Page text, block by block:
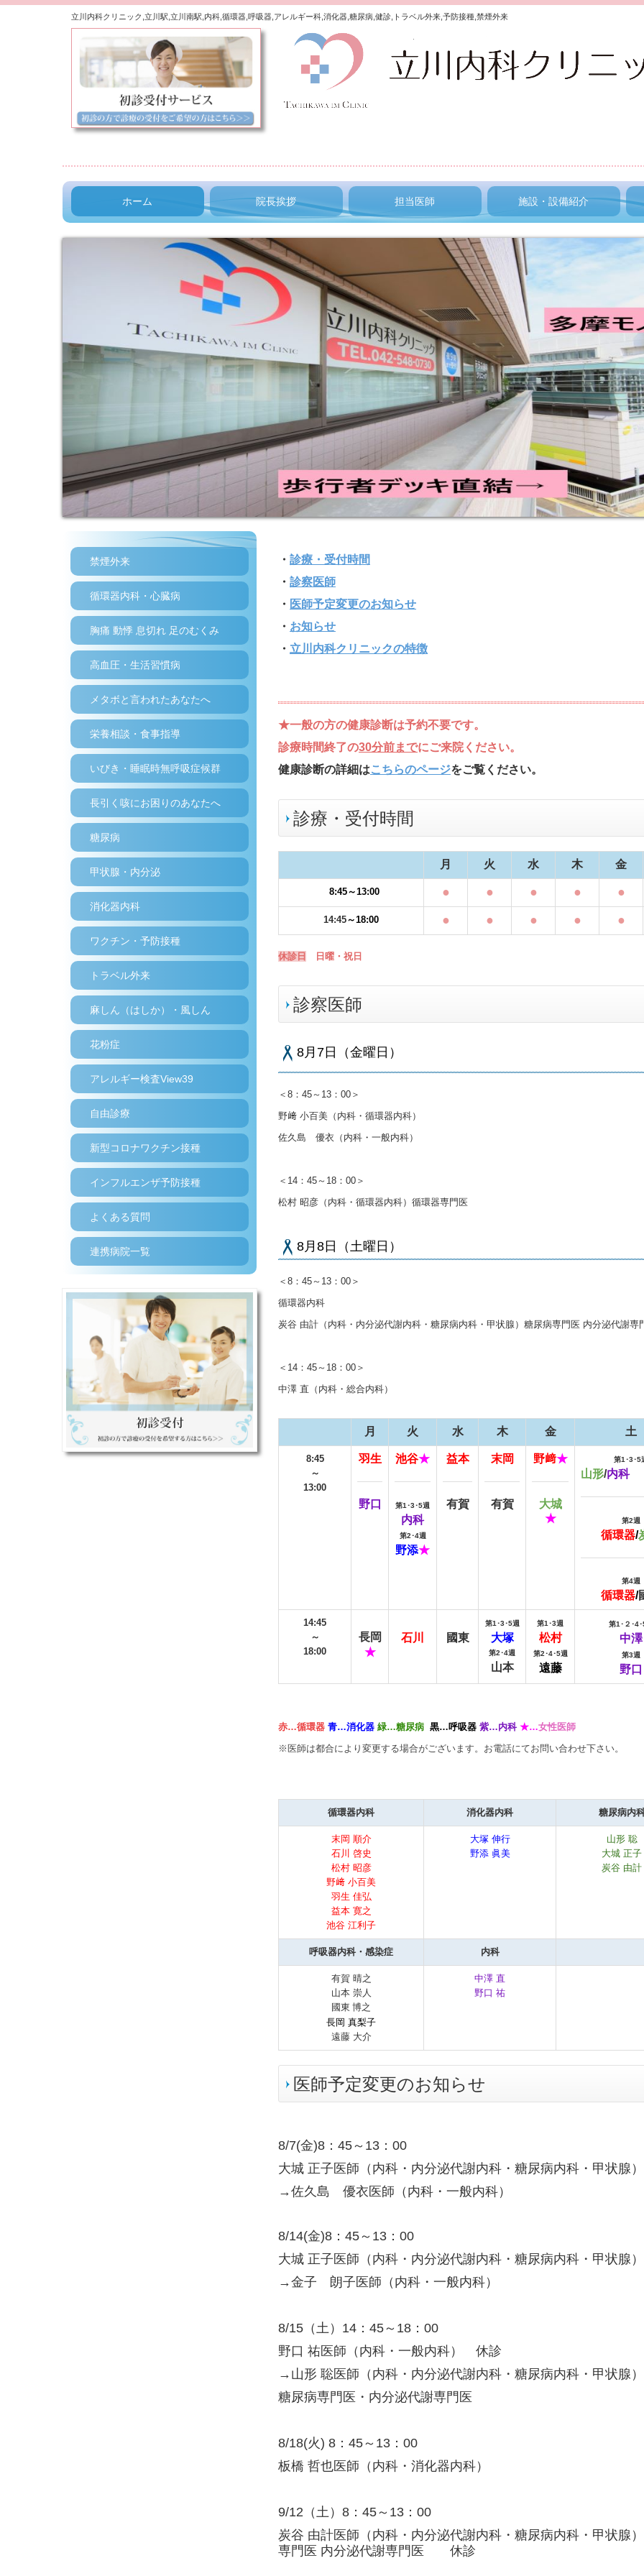
立川内科クリニック,立川駅,立川南駅,内科,循環器,呼吸器,アレルギー科,消化器,糖尿病,健診,トラベル外来,予防接種,禁煙外来
ホーム 院長挨拶 担当医師 施設・設備紹介
禁煙外来
循環器内科・心臓病
胸痛 動悸 息切れ 足のむくみ
高血圧・生活習慣病
メタボと言われたあなたへ
栄養相談・食事指導
いびき・睡眠時無呼吸症候群
長引く咳にお困りのあなたへ
糖尿病
甲状腺・内分泌
消化器内科
ワクチン・予防接種
トラベル外来
麻しん（はしか）・風しん
花粉症
アレルギー検査View39
自由診療
新型コロナワクチン接種
インフルエンザ予防接種
よくある質問
連携病院一覧
・ 診療・受付時間
・ 診察医師
・ 医師予定変更のお知らせ
・ お知らせ
・ 立川内科クリニックの特徴
★一般の方の健康診断は予約不要です。
診療時間終了の30分前までにご来院ください。
健康診断の詳細はこちらのページをご覧ください。
診療・受付時間
月 火 水 木 金
8:45～13:00 ● ● ● ● ●
14:45～18:00 ● ● ● ● ●
休診日 日曜・祝日
診察医師
8月7 日（金曜日）
＜8：45～13：00＞
野﨑 小百美（内科・循環器内科）
佐久島 優衣（内科・一般内科）
＜14：45～18：00＞
松村 昭彦（内科・循環器内科）循環器専門医
8月8 日（土曜日）
＜8：45～13：00＞
循環器内科
炭谷 由計（内科・内分泌代謝内科・糖尿病内科・甲状腺）糖尿病専門医 内分泌代謝専
＜14：45～18：00＞
中澤 直（内科・総合内科）
月 火 水 木 金 土
8:45
～
13:00
羽生
野口
池谷★
第1 ･3･5週
内科
第2･4週
野添★
益本
有賀
末岡
有賀
野﨑★
大城
★
第1 ･3･5
山形/内科
第2週
循環器/
第4週
循環器/
14:45
～
18:00
長岡
★
石川 國東
第1 ･3･5週
大塚
第2･4週
山本
第1 ･3週
松村
第2･4･5週
遠藤
第1･ ２ ･4･
中澤
第3週
野口
赤…循環器 青…消化器 緑…糖尿病 黒…呼吸器 紫…内科 ★…女性医師
※医師は都合により変更する場合がございます。お電話にてお問い合わせ下さい。
循環器内科 消化器内科 糖尿病内
末岡 順介
石川 啓史
松村 昭彦
野﨑 小百美
羽生 佳弘
益本 寛之
池谷 江利子
大塚 伸行
野添 眞美
山形 聡
大城 正子
炭谷 由計
呼吸器内科・感染症 内科
有賀 晴之
山本 崇人
國東 博之
長岡 真梨子
遠藤 大介
中澤 直
野口 祐
医師予定変更のお知らせ
8/7(金)8：45～13：00
大城 正子医師（内科・内分泌代謝内科・糖尿病内科・甲状腺
→佐久島 優衣医師（内科・一般内科）
8/14(金)8：45～13：00
大城 正子医師（内科・内分泌代謝内科・糖尿病内科・甲状腺
→金子 朗子医師（内科・一般内科）
8/15（土）14：45～18：00
野口 祐医師（内科・一般内科） 休診
→山形 聡医師（内科・内分泌代謝内科・糖尿病内科・甲状腺）
糖尿病専門医・内分泌代謝専門医
8/18(火) 8：45～13：00
板橋 哲也医師（内科・消化器内科）
9/12（土）8：45～13：00
炭谷 由計医師（内科・内分泌代謝内科・糖尿病内科・甲状腺
専門医 内分泌代謝専門医 休診